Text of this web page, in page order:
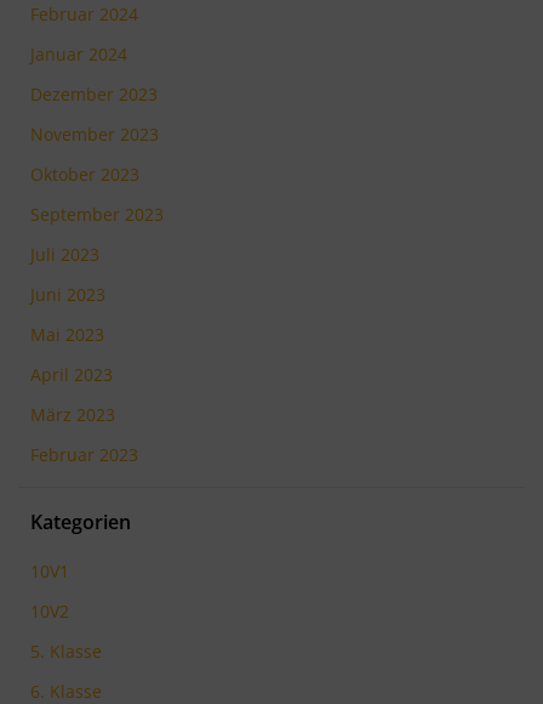
Februar 2024
Januar 2024
Dezember 2023
November 2023
Oktober 2023
September 2023
Juli 2023
Juni 2023
Mai 2023
April 2023
März 2023
Februar 2023
Kategorien
10V1
10V2
5. Klasse
6. Klasse